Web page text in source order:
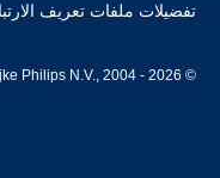
تفضيلات ملفات تعريف
© Koninklijke Philips N.V., 2004 - 2026. كل الحقوق محفوظة.